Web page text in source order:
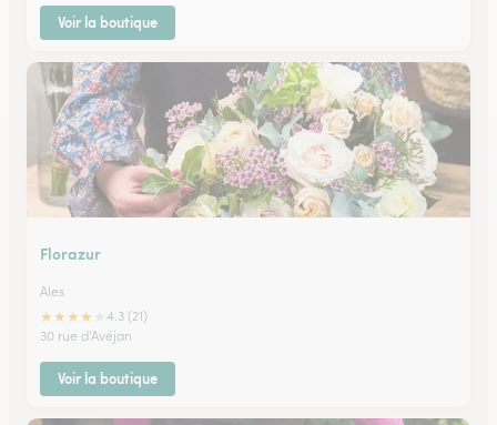
Voir la boutique
Florazur
Ales
★★★★
4.3 (21)
30 rue d'Avéjan
Voir la boutique